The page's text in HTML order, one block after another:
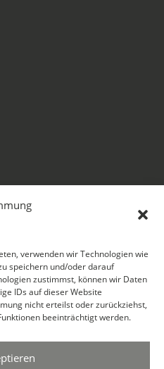
verwenden wir Technologien wie
speichern und/oder darauf
zustimmst, können wir Daten
IDs auf dieser Website
nicht erteilst oder zurückziehst,
beeinträchtigt werden.